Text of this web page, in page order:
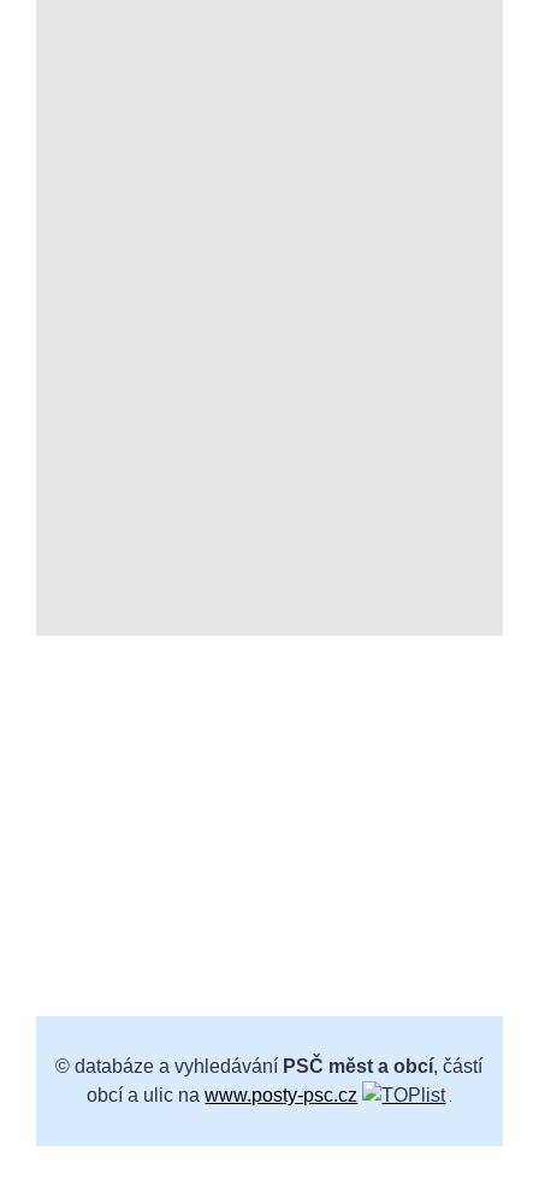
© databáze a vyhledávání PSČ měst a obcí, částí
obcí a ulic nawww.posty-psc.cz